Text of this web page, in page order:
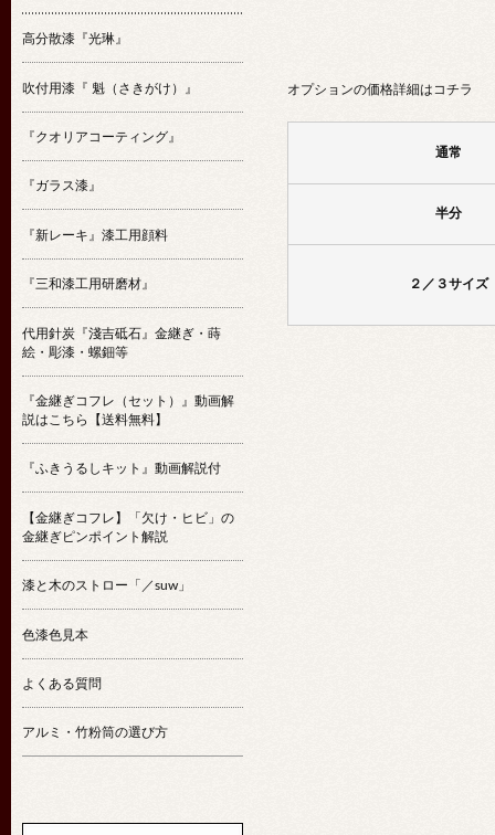
オプションの価格詳細はコチラ
通常
半分
２／３サイズ
高分散漆『光琳』
吹付用漆『 魁（さきがけ）』
『クオリアコーティング』
『ガラス漆』
『新レーキ』漆工用顔料
『三和漆工用研磨材』
代用針炭『淺吉砥石』金継ぎ・蒔
絵・彫漆・螺鈿等
『金継ぎコフレ（セット）』動画解
説はこちら【送料無料】
『ふきうるしキット』動画解説付
【金継ぎコフレ】「欠け・ヒビ」の
金継ぎピンポイント解説
漆と木のストロー「／suw」
色漆色見本
よくある質問
アルミ・竹粉筒の選び方